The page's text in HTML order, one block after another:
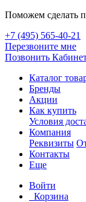
Поможем сделать
+7 (495) 565-40-21
Перезвоните мне
Позвонить
Каталог
Бренды
Акции
Как купить
Условия
Компания
Реквизиты
Контакты
Еще
Войти
Корзина